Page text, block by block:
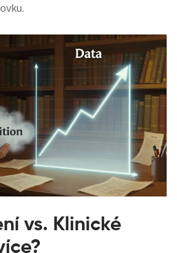
vs. Klinické